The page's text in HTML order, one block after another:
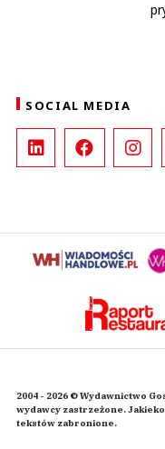
SOCIAL MEDIA
2004 - 2026 © Wydawnictwo
wydawcy zastrzeżone.
tekstów zabronione.